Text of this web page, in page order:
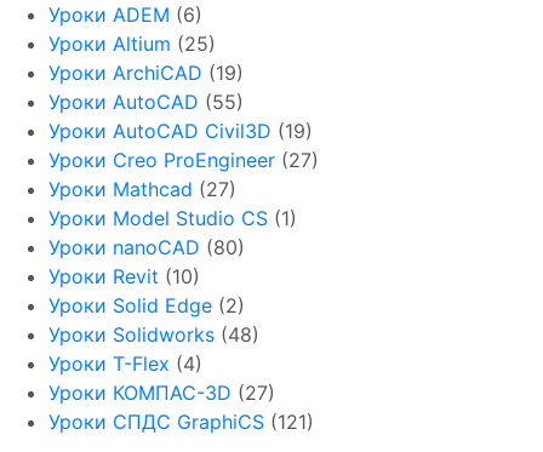
Уроки ADEM (6)
Уроки Altium (25)
Уроки ArchiCAD (19)
Уроки AutoCAD (55)
Уроки AutoCAD Civil3D (19)
Уроки Creo ProEngineer (27)
Уроки Mathcad (27)
Уроки Model Studio CS (1)
Уроки nanoCAD (80)
Уроки Revit (10)
Уроки Solid Edge (2)
Уроки Solidworks (48)
Уроки T-Flex (4)
Уроки КОМПАС-3D (27)
Уроки СПДС GraphiCS (121)